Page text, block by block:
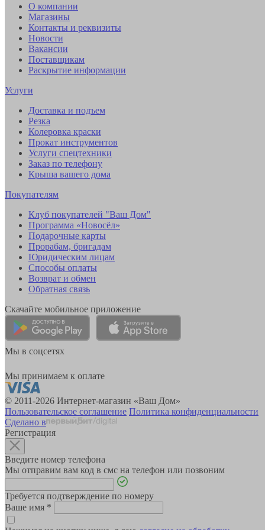
О компании
Магазины
Контакты и реквизиты
Новости
Вакансии
Поставщикам
Раскрытие информации
Услуги
Доставка и подъем
Резка
Колеровка краски
Прокат инструментов
Услуги спецтехники
Заказ по телефону
Крыша вашего дома
Покупателям
Клуб покупателей "Ваш Дом"
Программа «Новосёл»
Подарочные карты
Прорабам, бригадам
Юридическим лицам
Способы оплаты
Возврат и обмен
Обратная связь
Скачайте мобильное приложение
Мы в соцсетях
Мы принимаем к оплате
© 2011-2026 Интернет-магазин «Ваш Дом»
Пользовательское соглашение Политика конфиденциальности
Сделано в
Регистрация
Введите номер телефона
Мы отправим вам код в смс на телефон или позвоним
Требуется подтверждение по номеру
Ваше имя *